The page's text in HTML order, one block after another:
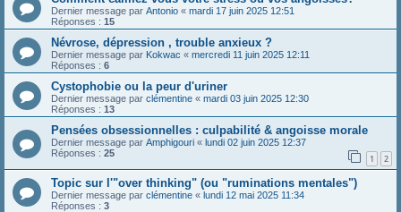
Dernier message par Antonio « mardi 17 juin 2025 12:51
Réponses : 15
Névrose, dépression , trouble anxieux ?
Dernier message par Kokwac « mercredi 11 juin 2025 12:11
Réponses : 6
Cystophobie ou la peur d'uriner
Dernier message par clémentine « mardi 03 juin 2025 12:30
Réponses : 13
Pensées obsessionnelles : culpabilité & angoisse morale
Dernier message par Amphigouri « lundi 02 juin 2025 12:37
Réponses : 25 1 2
Topic sur l'"over thinking" (ou "ruminations mentales")
Dernier message par clémentine « lundi 12 mai 2025 11:34
Réponses : 3